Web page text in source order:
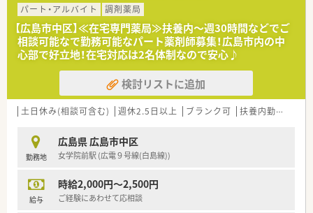
【募集背景と求める人物像について】
■今後のさらなるサービス向上と体制強化を目指した増員募集
であり、即戦力として現場を支えていただける経験者を求めてい
ます。
■患者様に対して「母なる心」で優しく接することができる方
や、周囲のスタッフと協力しながら働ける思いやりのある方を歓
■調剤実務の経験があり、電子薬歴や最新の調剤システムを使い
こなしながら、正確かつ迅速に業務を遂行できる方を募集してい
【法人特徴について】
■広島市内で1店舗のみを運営しており、地域に根ざしたアット
きます。
■40代後半の女性社長が現役の薬剤師として店舗に立たれてい
パート・アルバイト
調剤薬局
【広島市中区】≪在宅専門薬局≫扶養内～週30時間などでご
相談可能なで勤務可能なパート薬剤師募集！広島市内の中
心部で好立地！在宅対応は2名体制なので安心♪
検討リストに追加
土日休み(相談可含む) 週休2.5日以上 ブランク可 扶養内勤務OK
勤務地
広島県 広島市中区
女学院前駅 (広電９号線(白島線))
給与
時給2,000円～2,500円
ご経験にあわせて応相談